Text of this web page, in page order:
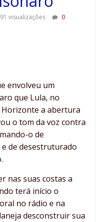
visualizações
0
envolveu um
que Lula, no
Horizonte a abertura
o tom da voz contra
o de
de desestruturado
nas suas costas a
terá início o
no rádio e na
desconstruir sua